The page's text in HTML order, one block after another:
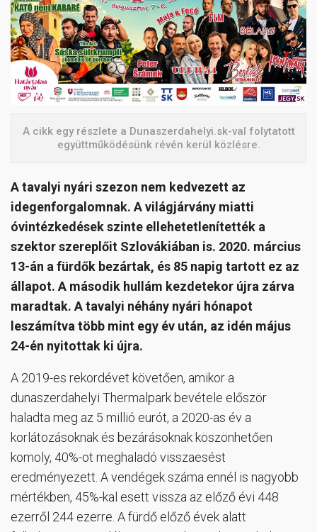
A cikk egy részlete a Dunaszerdahelyi.sk-val folytatott
együttműködésünk révén kerül közlésre.
A tavalyi nyári szezon nem kedvezett az
idegenforgalomnak. A világjárvány miatti
óvintézkedések szinte ellehetetlenítették a
szektor szereplőit Szlovákiában is. 2020. március
13-án a fürdők bezártak, és 85 napig tartott ez az
állapot. A második hullám kezdetekor újra zárva
maradtak. A tavalyi néhány nyári hónapot
leszámítva több mint egy év után, az idén május
24-én nyitottak ki újra.
A 2019-es rekordévet követően, amikor a
dunaszerdahelyi Thermalpark bevétele először
haladta meg az 5 millió eurót, a 2020-as év a
korlátozásoknak és bezárásoknak köszönhetően
komoly, 40%-ot meghaladó visszaesést
eredményezett. A vendégek száma ennél is nagyobb
mértékben, 45%-kal esett vissza az előző évi 448
ezerről 244 ezerre. A fürdő előző évek alatt